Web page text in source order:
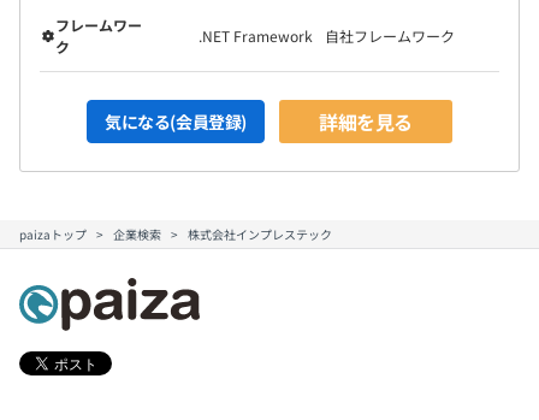
フレームワー
ク
.NET Framework 自社フレームワーク
気になる(会員登録) 詳細を見る
paizaトップ 企業検索 株式会社インプレステック